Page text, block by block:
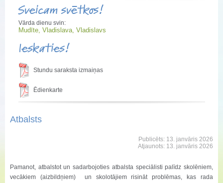
Sveicam svētkos!
Vārda dienu svin:
Mudīte, Vladislava, Vladislavs
Ieskaties!
Stundu saraksta izmaiņas
Ēdienkarte
Atbalsts
Publicēts: 13. janvāris 2026
Atjaunots: 13. janvāris 2026
Pamanot, atbalstot un sadarbojoties atbalsta speciālisti palīdz skolēniem,
vecākiem (aizbildņiem) un skolotājiem risināt problēmas, kas rada